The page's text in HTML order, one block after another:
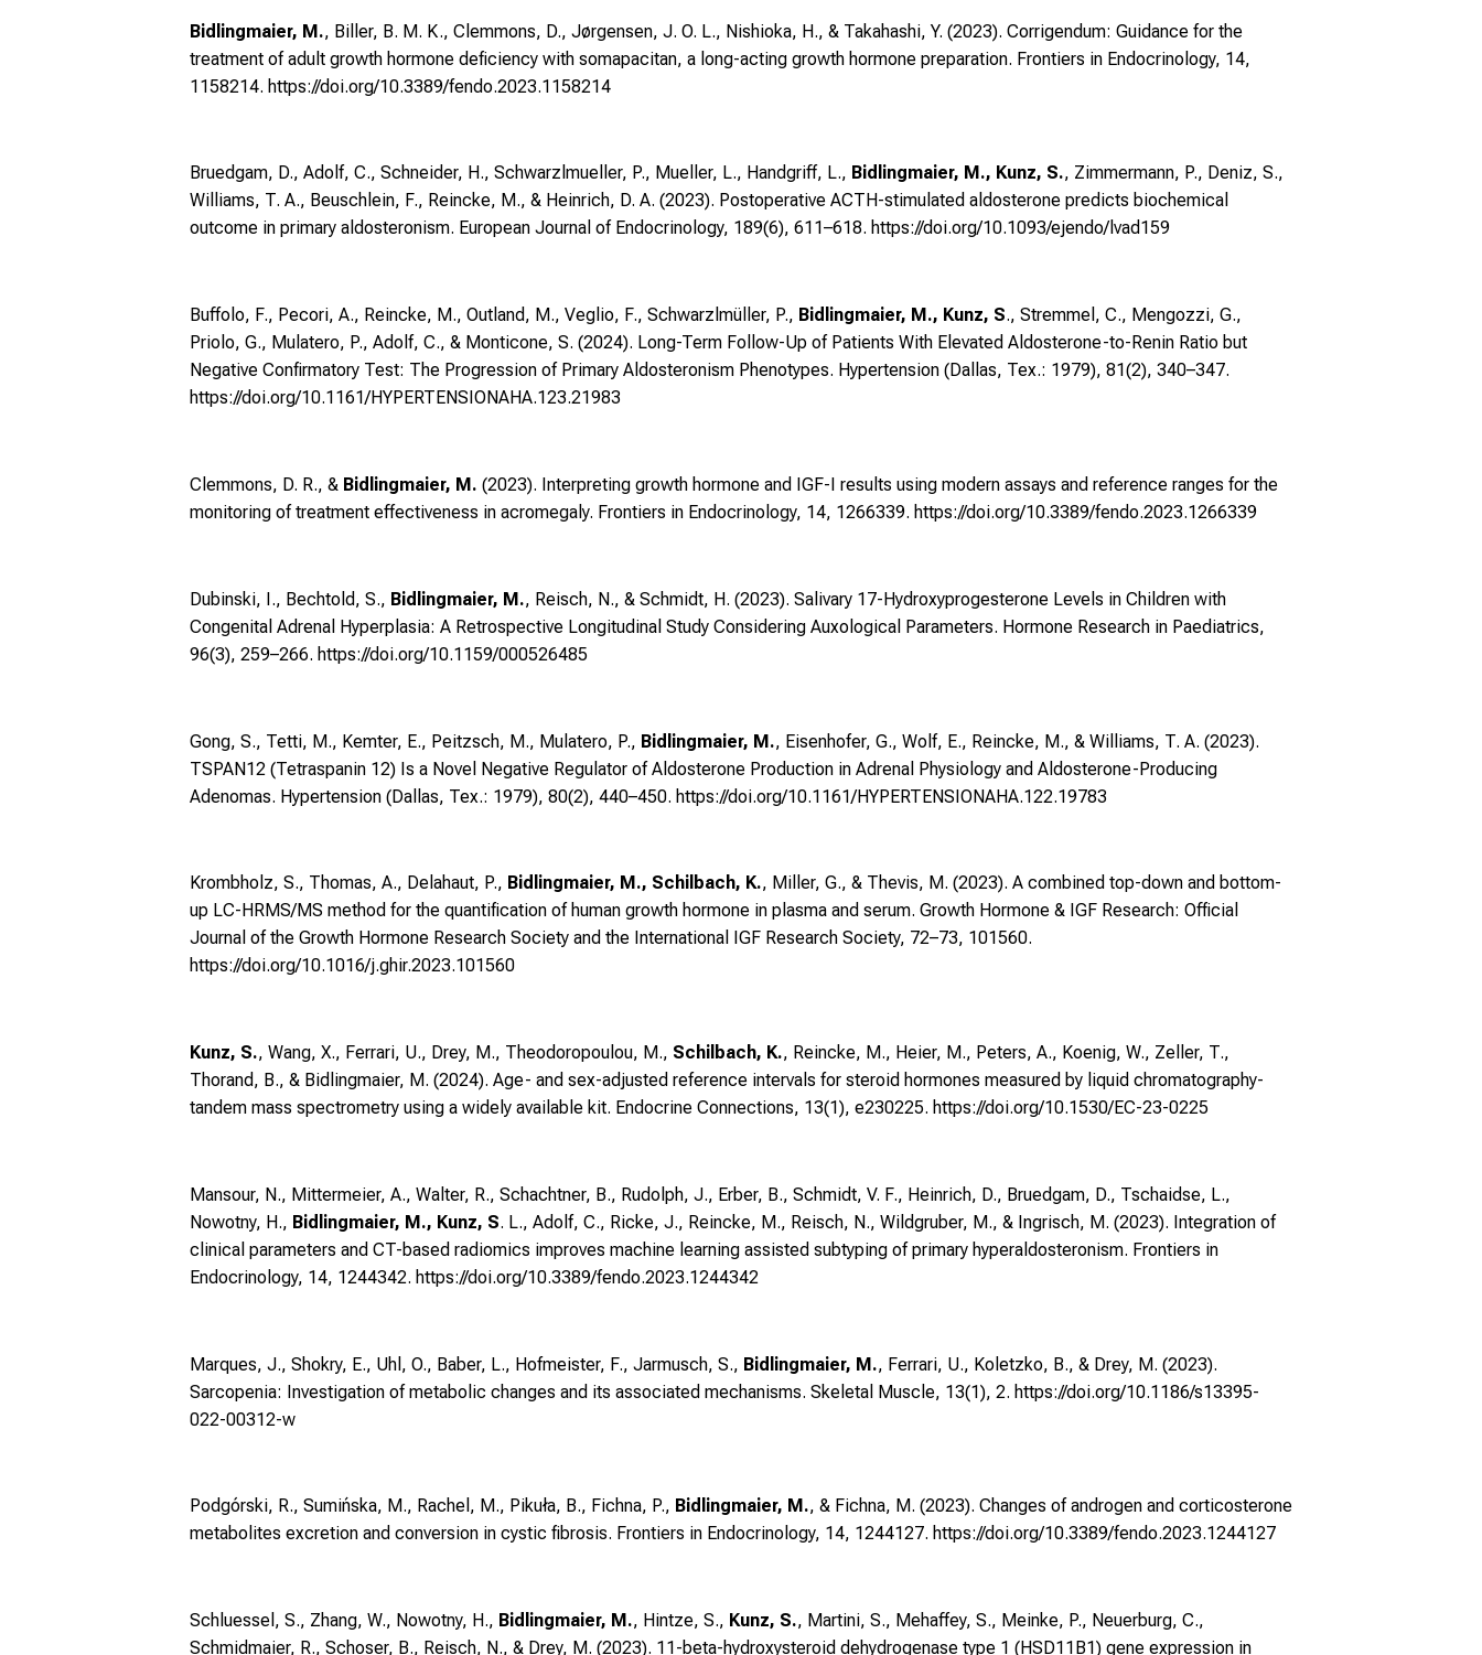
Bidlingmaier, M., Biller, B. M. K., Clemmons, D., Jørgensen, J. O. L., Nishioka, H., & Takahashi, Y. (2023). Corrigendum: Guidance for the
treatment of adult growth hormone deficiency with somapacitan, a long-acting growth hormone preparation. Frontiers in Endocrinology, 14,
1158214. https://doi.org/10.3389/fendo.2023.1158214
Bruedgam, D., Adolf, C., Schneider, H., Schwarzlmueller, P., Mueller, L., Handgriff, L., Bidlingmaier, M., Kunz, S., Zimmermann, P., Deniz, S.,
Williams, T. A., Beuschlein, F., Reincke, M., & Heinrich, D. A. (2023). Postoperative ACTH-stimulated aldosterone predicts biochemical
outcome in primary aldosteronism. European Journal of Endocrinology, 189(6), 611–618. https://doi.org/10.1093/ejendo/lvad159
Buffolo, F., Pecori, A., Reincke, M., Outland, M., Veglio, F., Schwarzlmüller, P., Bidlingmaier, M., Kunz, S., Stremmel, C., Mengozzi, G.,
Priolo, G., Mulatero, P., Adolf, C., & Monticone, S. (2024). Long-Term Follow-Up of Patients With Elevated Aldosterone-to-Renin Ratio but
Negative Confirmatory Test: The Progression of Primary Aldosteronism Phenotypes. Hypertension (Dallas, Tex.: 1979), 81(2), 340–347.
https://doi.org/10.1161/HYPERTENSIONAHA.123.21983
Clemmons, D. R., & Bidlingmaier, M. (2023). Interpreting growth hormone and IGF-I results using modern assays and reference ranges for the
monitoring of treatment effectiveness in acromegaly. Frontiers in Endocrinology, 14, 1266339. https://doi.org/10.3389/fendo.2023.1266339
Dubinski, I., Bechtold, S., Bidlingmaier, M., Reisch, N., & Schmidt, H. (2023). Salivary 17-Hydroxyprogesterone Levels in Children with
Congenital Adrenal Hyperplasia: A Retrospective Longitudinal Study Considering Auxological Parameters. Hormone Research in Paediatrics,
96(3), 259–266. https://doi.org/10.1159/000526485
Gong, S., Tetti, M., Kemter, E., Peitzsch, M., Mulatero, P., Bidlingmaier, M., Eisenhofer, G., Wolf, E., Reincke, M., & Williams, T. A. (2023).
TSPAN12 (Tetraspanin 12) Is a Novel Negative Regulator of Aldosterone Production in Adrenal Physiology and Aldosterone-Producing
Adenomas. Hypertension (Dallas, Tex.: 1979), 80(2), 440–450. https://doi.org/10.1161/HYPERTENSIONAHA.122.19783
Krombholz, S., Thomas, A., Delahaut, P., Bidlingmaier, M., Schilbach, K., Miller, G., & Thevis, M. (2023). A combined top-down and bottom-
up LC-HRMS/MS method for the quantification of human growth hormone in plasma and serum. Growth Hormone & IGF Research: Official
Journal of the Growth Hormone Research Society and the International IGF Research Society, 72–73, 101560.
https://doi.org/10.1016/j.ghir.2023.101560
Kunz, S., Wang, X., Ferrari, U., Drey, M., Theodoropoulou, M., Schilbach, K., Reincke, M., Heier, M., Peters, A., Koenig, W., Zeller, T.,
Thorand, B., & Bidlingmaier, M. (2024). Age- and sex-adjusted reference intervals for steroid hormones measured by liquid chromatography-
tandem mass spectrometry using a widely available kit. Endocrine Connections, 13(1), e230225. https://doi.org/10.1530/EC-23-0225
Mansour, N., Mittermeier, A., Walter, R., Schachtner, B., Rudolph, J., Erber, B., Schmidt, V. F., Heinrich, D., Bruedgam, D., Tschaidse, L.,
Nowotny, H., Bidlingmaier, M., Kunz, S. L., Adolf, C., Ricke, J., Reincke, M., Reisch, N., Wildgruber, M., & Ingrisch, M. (2023). Integration of
clinical parameters and CT-based radiomics improves machine learning assisted subtyping of primary hyperaldosteronism. Frontiers in
Endocrinology, 14, 1244342. https://doi.org/10.3389/fendo.2023.1244342
Marques, J., Shokry, E., Uhl, O., Baber, L., Hofmeister, F., Jarmusch, S., Bidlingmaier, M., Ferrari, U., Koletzko, B., & Drey, M. (2023).
Sarcopenia: Investigation of metabolic changes and its associated mechanisms. Skeletal Muscle, 13(1), 2. https://doi.org/10.1186/s13395-
022-00312-w
Podgórski, R., Sumińska, M., Rachel, M., Pikuła, B., Fichna, P., Bidlingmaier, M., & Fichna, M. (2023). Changes of androgen and corticosterone
metabolites excretion and conversion in cystic fibrosis. Frontiers in Endocrinology, 14, 1244127. https://doi.org/10.3389/fendo.2023.1244127
Schluessel, S., Zhang, W., Nowotny, H., Bidlingmaier, M., Hintze, S., Kunz, S., Martini, S., Mehaffey, S., Meinke, P., Neuerburg, C.,
Schmidmaier, R., Schoser, B., Reisch, N., & Drey, M. (2023). 11-beta-hydroxysteroid dehydrogenase type 1 (HSD11B1) gene expression in